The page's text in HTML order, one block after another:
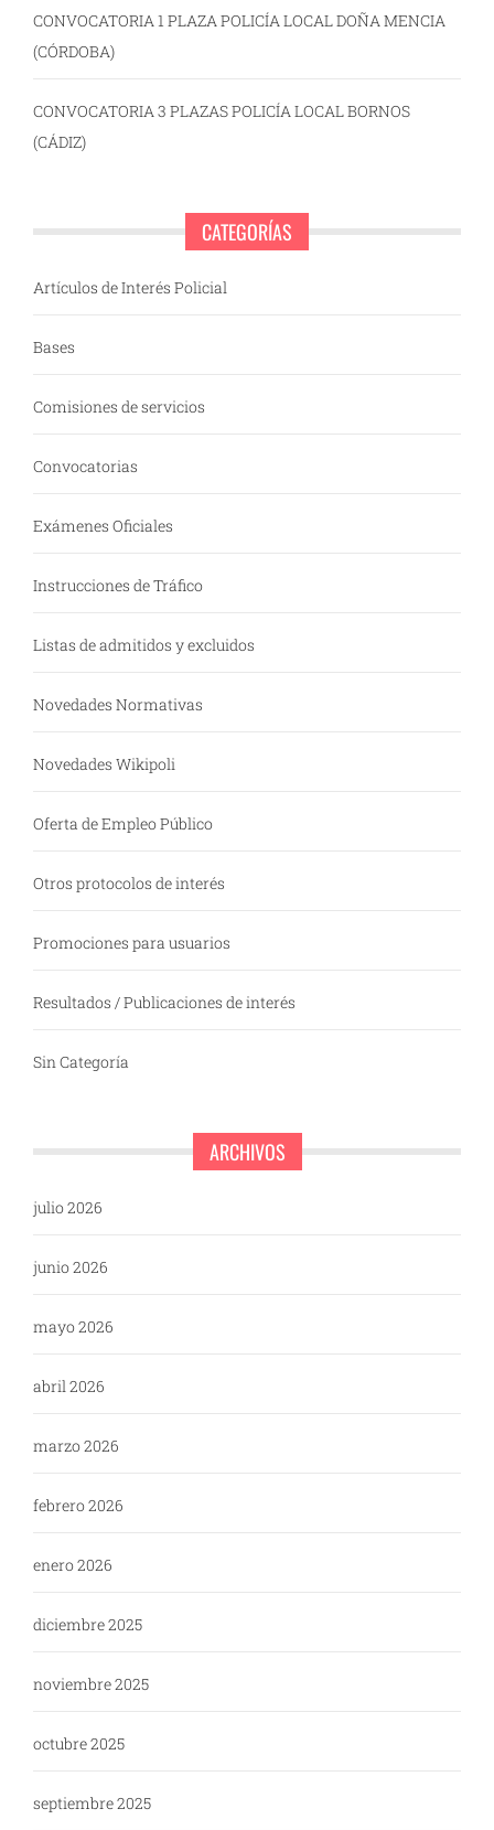
CONVOCATORIA 1 PLAZA POLICÍA LOCAL DOÑA MENCIA
(CÓRDOBA)
CONVOCATORIA 3 PLAZAS POLICÍA LOCAL BORNOS
(CÁDIZ)
CATEGORÍAS
Artículos de Interés Policial
Bases
Comisiones de servicios
Convocatorias
Exámenes Oficiales
Instrucciones de Tráfico
Listas de admitidos y excluidos
Novedades Normativas
Novedades Wikipoli
Oferta de Empleo Público
Otros protocolos de interés
Promociones para usuarios
Resultados / Publicaciones de interés
Sin Categoría
ARCHIVOS
julio 2026
junio 2026
mayo 2026
abril 2026
marzo 2026
febrero 2026
enero 2026
diciembre 2025
noviembre 2025
octubre 2025
septiembre 2025